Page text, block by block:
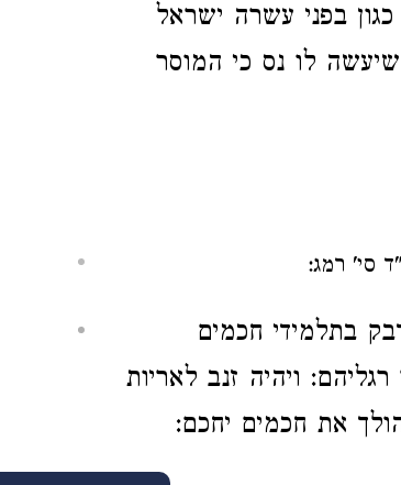
בפני עשרה ישראל
לו נס כי המוסר
סי' רמג:
בתלמידי חכמים
ויהיה זנב לאריות
את חכמים יחכם: